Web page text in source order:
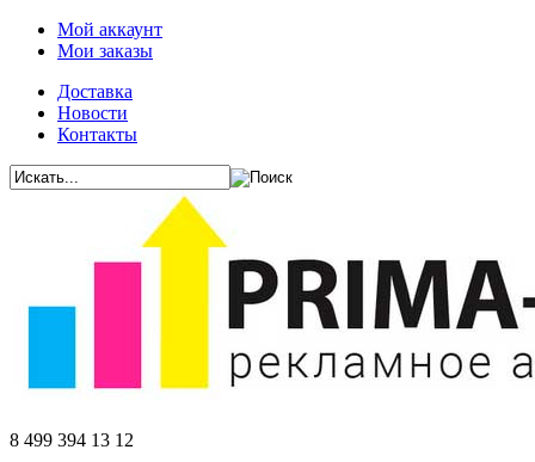
Мой аккаунт
Мои заказы
Доставка
Новости
Контакты
8 499 394 13 12